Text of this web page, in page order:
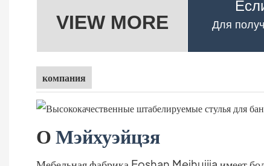
VIEW MORE
Для
компания
ОМэйхуэйцзя